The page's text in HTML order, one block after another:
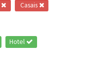
Casais
Hotel